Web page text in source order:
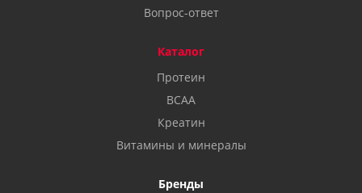
Вопрос-ответ
Каталог
Протеин
BCAA
Креатин
Витамины и минералы
Бренды